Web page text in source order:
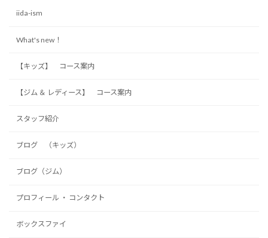
iida-ism
What's new！
【キッズ】 コース案内
【ジム ＆ レディース】 コース案内
スタッフ紹介
ブログ （キッズ）
ブログ（ジム）
プロフィール ・ コンタクト
ボックスファイ